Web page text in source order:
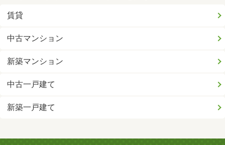
賃貸
中古マンション
新築マンション
中古一戸建て
新築一戸建て